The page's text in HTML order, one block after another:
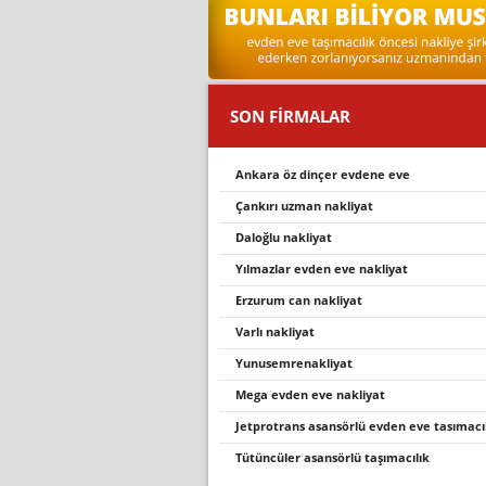
SON FİRMALAR
ankara öz dinçer evdene eve
çankırı uzman nakliyat
daloğlu nakliyat
yilmazlar evden eve nakli̇yat
erzurum can nakliyat
varli nakli̇yat
yunusemrenakliyat
mega evden eve nakli̇yat
jetprotrans asansörlü evden eve
tütüncüler asansörlü taşımacılık